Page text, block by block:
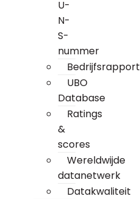
U-
N-
S-
nummer
Bedrijfsrapport
UBO
Database
Ratings
&
scores
Wereldwijde
datanetwerk
Datakwaliteit